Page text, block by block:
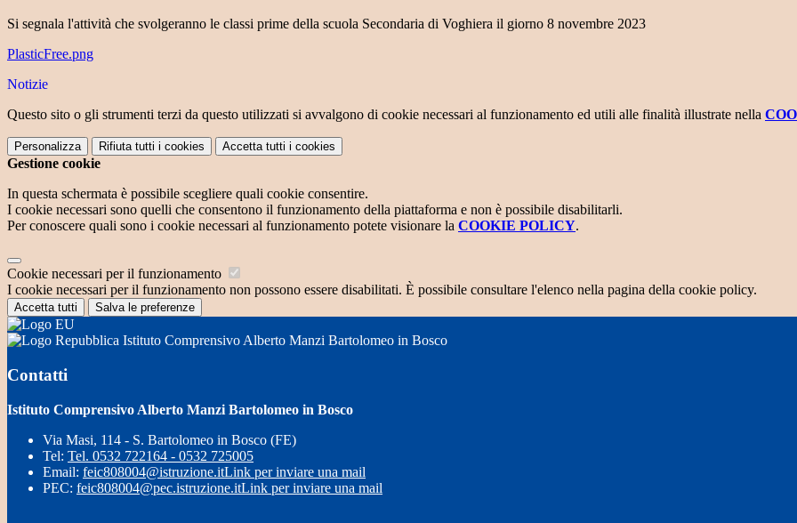
Si segnala l'attività che svolgeranno le classi prime della scuola Secondaria di Voghiera il giorno 8 novembre 2023
PlasticFree.png
Notizie
Questo sito o gli strumenti terzi da questo utilizzati si avvalgono di cookie necessari al funzionamento ed utili alle finalità illustrate nella
Personalizza Rifiuta tutti i cookies Accetta tutti i cookies
Gestione cookie
In questa schermata è possibile scegliere quali cookie consentire.
I cookie necessari sono quelli che consentono il funzionamento della piattaforma e non è possibile disabilitarli.
Per conoscere quali sono i cookie necessari al funzionamento potete visionare la COOKIE POLICY.
Cookie necessari per il funzionamento
I cookie necessari per il funzionamento non possono essere disabilitati. È possibile consultare l'elenco nella pagina della cookie policy.
Accetta tutti Salva le preferenze
Istituto Comprensivo Alberto Manzi Bartolomeo in Bosco
Contatti
Istituto Comprensivo Alberto Manzi Bartolomeo in Bosco
Via Masi, 114 - S. Bartolomeo in Bosco (FE)
Tel: Tel. 0532 722164 - 0532 725005
Email: feic808004@istruzione.itLink per inviare una mail
PEC: feic808004@pec.istruzione.itLink per inviare una mail